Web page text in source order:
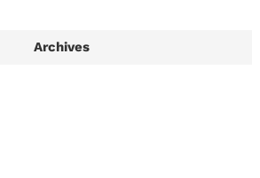
Archives